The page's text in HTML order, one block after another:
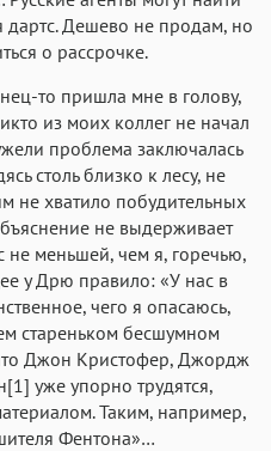
Дешево не продам, но
о рассрочке.
то пришла мне в голову,
из моих коллег не начал
проблема заключалась
столь близко к лесу, не
не хватило побудительных
не выдерживает
не меньшей, чем я, горечью,
у Дрю правило: «У нас в
чего я опасаюсь,
стареньком бесшумном
Джон Кристофер, Джордж
уже упорно трудятся,
Таким, например,
Фентона»…